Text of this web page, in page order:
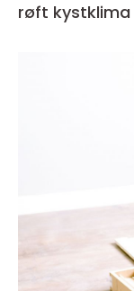
røft kystklima